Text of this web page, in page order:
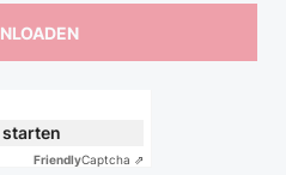
starten
FriendlyCaptcha ⇗